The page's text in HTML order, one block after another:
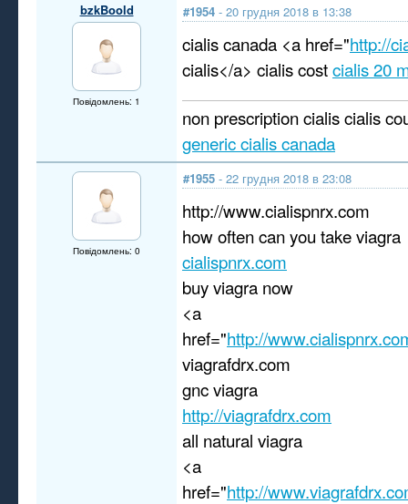
bzkBoold
Повідомлень: 1
#1954 - 20 грудня 2018 в 13:38
cialis canada <a href="http://
cialis</a> cialis costcialis 20
non prescription cialis cialis
generic cialis canada
Повідомлень: 0
#1955 - 22 грудня 2018 в 23:08
http://www.cialispnrx.com
how often can you take viagra
cialispnrx.com
buy viagra now
<a
href="http://
viagrafdrx.com
gnc viagra
http://viagrafdrx.com
all natural viagra
<a
href="http://